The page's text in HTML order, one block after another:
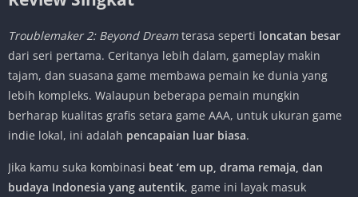
Troublemaker 2: Beyond Dream terasa seperti loncatan besar
dari seri pertama. Ceritanya lebih dalam, gameplay makin
tajam, dan suasana game membawa pemain ke dunia yang
lebih kompleks. Walaupun beberapa pemain mungkin
berharap kualitas grafis setara game AAA, untuk ukuran game
indie lokal, ini adalah pencapaian luar biasa.
Jika kamu suka kombinasi beat ‘em up, drama remaja, dan
budaya Indonesia yang autentik, game ini layak masuk